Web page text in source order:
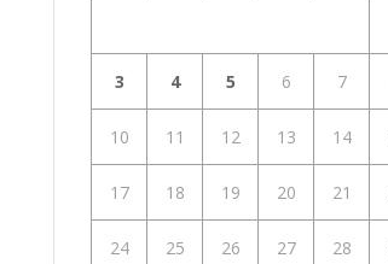
3 4 5 6 7
10 11 12 13 14
17 18 19 20 21
24 25 26 27 28